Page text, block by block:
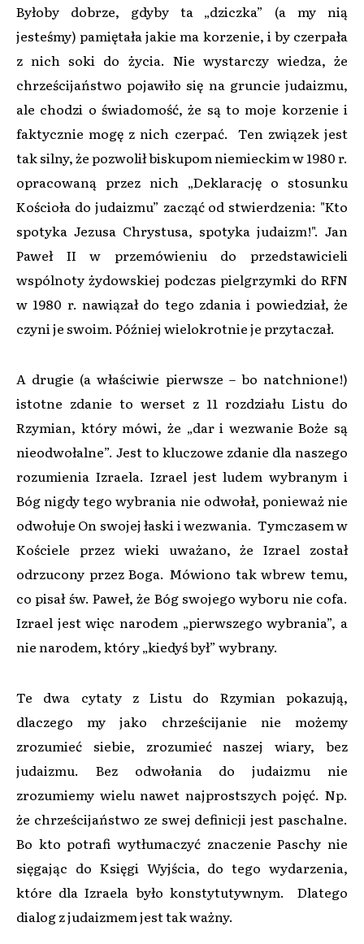
Byłoby dobrze, gdyby ta „dziczka” (a my nią
jesteśmy) pamiętała jakie ma korzenie, i by czerpała
z nich soki do życia. Nie wystarczy wiedza, że
chrześcijaństwo pojawiło się na gruncie judaizmu,
ale chodzi o świadomość, że są to moje korzenie i
faktycznie mogę z nich czerpać. Ten związek jest
tak silny, że pozwolił biskupom niemieckim w 1980 r.
opracowaną przez nich „Deklarację o stosunku
Kościoła do judaizmu” zacząć od stwierdzenia: "Kto
spotyka Jezusa Chrystusa, spotyka judaizm!". Jan
Paweł II w przemówieniu do przedstawicieli
wspólnoty żydowskiej podczas pielgrzymki do RFN
w 1980 r. nawiązał do tego zdania i powiedział, że
czyni je swoim. Później wielokrotnie je przytaczał.
A drugie (a właściwie pierwsze – bo natchnione!)
istotne zdanie to werset z 11 rozdziału Listu do
Rzymian, który mówi, że „dar i wezwanie Boże są
nieodwołalne”. Jest to kluczowe zdanie dla naszego
rozumienia Izraela. Izrael jest ludem wybranym i
Bóg nigdy tego wybrania nie odwołał, ponieważ nie
odwołuje On swojej łaski i wezwania. Tymczasem w
Kościele przez wieki uważano, że Izrael został
odrzucony przez Boga. Mówiono tak wbrew temu,
co pisał św. Paweł, że Bóg swojego wyboru nie cofa.
Izrael jest więc narodem „pierwszego wybrania”, a
nie narodem, który „kiedyś był” wybrany.
Te dwa cytaty z Listu do Rzymian pokazują,
dlaczego my jako chrześcijanie nie możemy
zrozumieć siebie, zrozumieć naszej wiary, bez
judaizmu. Bez odwołania do judaizmu nie
zrozumiemy wielu nawet najprostszych pojęć. Np.
że chrześcijaństwo ze swej definicji jest paschalne.
Bo kto potrafi wytłumaczyć znaczenie Paschy nie
sięgając do Księgi Wyjścia, do tego wydarzenia,
które dla Izraela było konstytutywnym. Dlatego
dialog z judaizmem jest tak ważny.